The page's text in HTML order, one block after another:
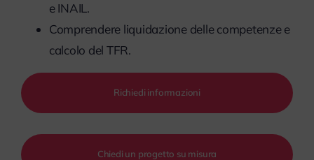
e INAIL.
Comprendere liquidazione delle competenze e
calcolo del TFR.
Richiedi informazioni
Chiedi un progetto su misura